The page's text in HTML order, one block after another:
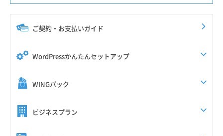
ご契約・お支払いガイド
WordPressかんたんセットアップ
WINGパック
ビジネスプラン